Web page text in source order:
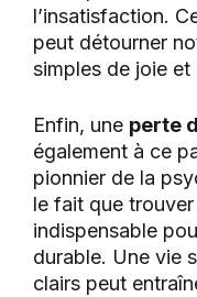
l’insatisfaction.
peut détourner
simples de joie
Enfin, une perte
également à ce
pionnier de la
le fait que
indispensable
durable. Une vie
clairs peut